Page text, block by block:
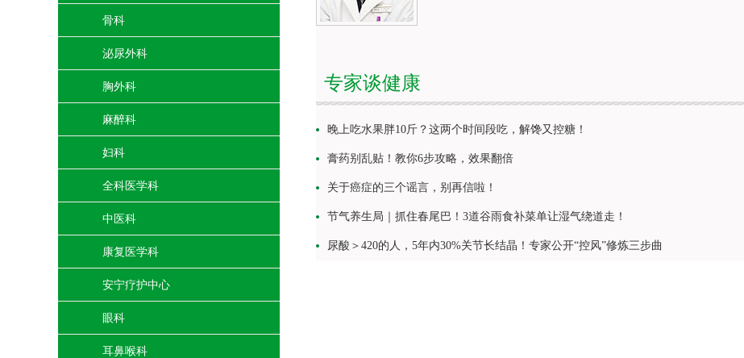
专家谈健康
晚上吃水果胖10斤？这两个时间段吃，解馋又控糖！
膏药别乱贴！教你6步攻略，效果翻倍
关于癌症的三个谣言，别再信啦！
节气养生局｜抓住春尾巴！3道谷雨食补菜单让湿气绕道走！
尿酸＞420的人，5年内30%关节长结晶！专家公开“控风”修炼三步曲
骨科
泌尿外科
胸外科
麻醉科
妇科
全科医学科
中医科
康复医学科
安宁疗护中心
眼科
耳鼻喉科